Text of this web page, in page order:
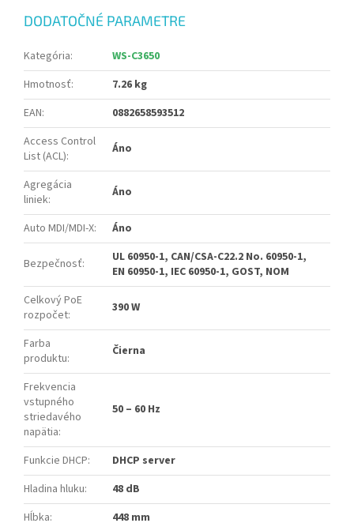
DODATOČNÉ PARAMETRE
Kategória:
WS-C3650
Hmotnosť:
7.26 kg
EAN:
0882658593512
Access Control
List (ACL): Áno
Agregácia
liniek: Áno
Auto MDI/MDI-X: Áno
Bezpečnosť:
UL 60950-1, CAN/CSA-C22.2 No. 60950-1,
EN 60950-1, IEC 60950-1, GOST, NOM
Celkový PoE
rozpočet: 390 W
Farba
produktu: Čierna
Frekvencia
vstupného
striedavého
napätia:
50 – 60 Hz
Funkcie DHCP:
DHCP server
Hladina hluku:
48 dB
Hĺbka: 448 mm